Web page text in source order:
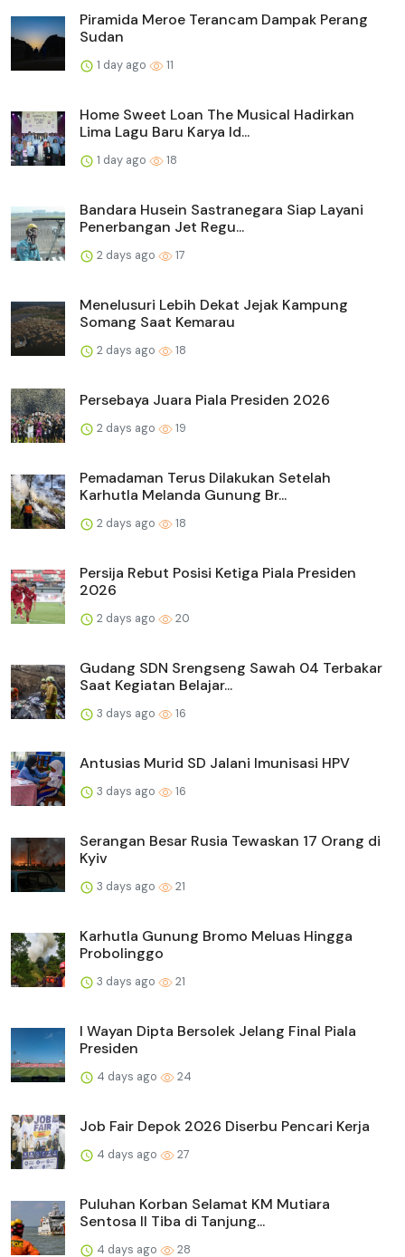
Piramida Meroe Terancam Dampak Perang
Sudan
1 day ago 11
Home Sweet Loan The Musical Hadirkan
Lima Lagu Baru Karya Id...
1 day ago 18
Bandara Husein Sastranegara Siap Layani
Penerbangan Jet Regu...
2 days ago 17
Menelusuri Lebih Dekat Jejak Kampung
Somang Saat Kemarau
2 days ago 18
Persebaya Juara Piala Presiden 2026
2 days ago 19
Pemadaman Terus Dilakukan Setelah
Karhutla Melanda Gunung Br...
2 days ago 18
Persija Rebut Posisi Ketiga Piala Presiden
2026
2 days ago 20
Gudang SDN Srengseng Sawah 04 Terbakar
Saat Kegiatan Belajar...
3 days ago 16
Antusias Murid SD Jalani Imunisasi HPV
3 days ago 16
Serangan Besar Rusia Tewaskan 17 Orang di
Kyiv
3 days ago 21
Karhutla Gunung Bromo Meluas Hingga
Probolinggo
3 days ago 21
I Wayan Dipta Bersolek Jelang Final Piala
Presiden
4 days ago 24
Job Fair Depok 2026 Diserbu Pencari Kerja
4 days ago 27
Puluhan Korban Selamat KM Mutiara
Sentosa II Tiba di Tanjung...
4 days ago 28